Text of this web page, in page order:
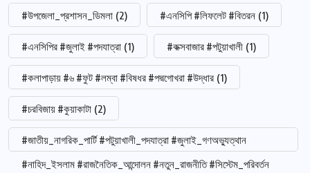
#উপজেলা_প্রশাসন_ডিমলা (2) #এনসিপি #লিফলেট #বিতরন (1)
#এনসিপির #জুলাই #পদযাত্রা (1) #কক্সবাজার #পটুয়াখালী (1)
#কলাপাড়ায় #৬ #ফুট #লম্বা #বিষধর #পদ্মগোখরা #উদ্ধার (1)
#চরবিজায় #কুয়াকাটা (2)
#জাতীয়_নাগরিক_পার্টি #পটুয়াখালী_পদযাত্রা #জুলাই_গণঅভ্যুত্থান
#নাহিদ_ইসলাম #রাজনৈতিক_আন্দোলন #নতুন_রাজনীতি #সিস্টেম_পরিবর্তন